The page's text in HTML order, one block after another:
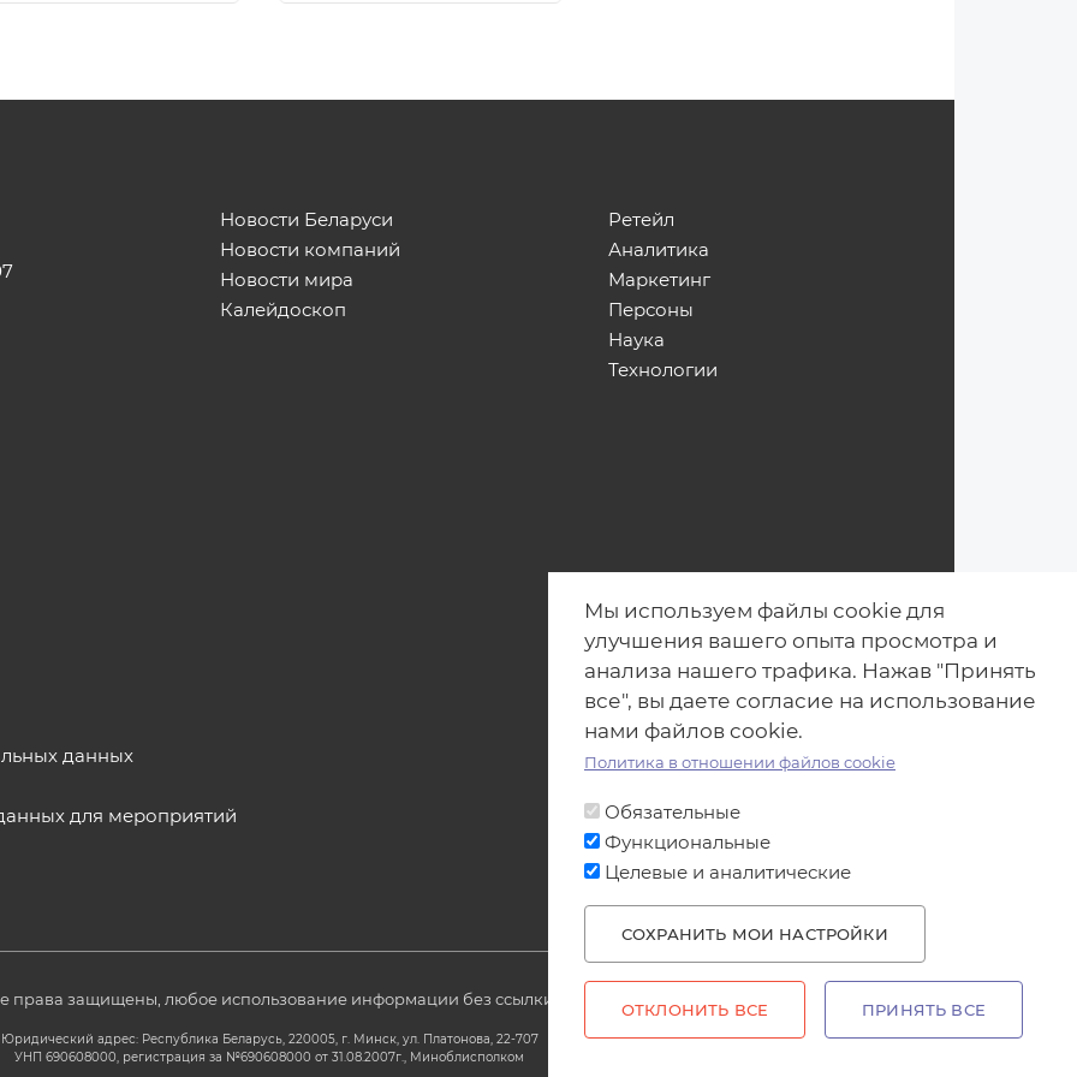
Новости Беларуси
Новости компаний
Новости мира
Калейдоскоп
Ретейл
Аналитика
Маркетинг
Персоны
Наука
Технологии
данных
для мероприятий
права защищены, любое использование информации без ссылки на источник produkt.by запрещено.
Юридический адрес: Республика Беларусь, 220005, г. Минск, ул. Платонова, 22-707
УНП 690608000, регистрация за №690608000 от 31.08.2007г., Миноблисполком
Мы используем файлы cookie для
улучшения вашего опыта просмотра и
анализа нашего трафика. Нажав "Принять
все", вы даете согласие на использование
нами файлов cookie.
Политика в отношении файлов cookie
Обязательные
Функциональные
Целевые и аналитические
СОХРАНИТЬ МОИ НАСТРОЙКИ
ОТКЛОНИТЬ ВСЕ ПРИНЯТЬ ВСЕ
WITHDRAW CONSENT